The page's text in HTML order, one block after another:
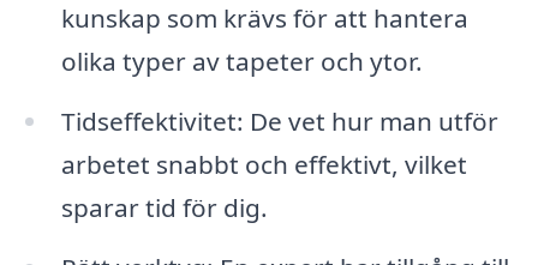
kunskap som krävs för att hantera
olika typer av tapeter och ytor.
Tidseffektivitet: De vet hur man utför
arbetet snabbt och effektivt, vilket
sparar tid för dig.